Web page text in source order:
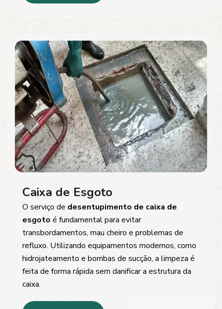
Caixa de Esgoto
O serviço de desentupimento de caixa de
esgoto é fundamental para evitar
transbordamentos, mau cheiro e problemas de
refluxo. Utilizando equipamentos modernos, como
hidrojateamento e bombas de sucção, a limpeza é
feita de forma rápida sem danificar a estrutura da
caixa.